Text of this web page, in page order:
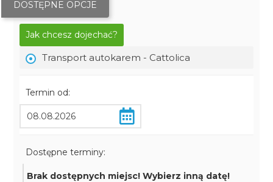
DOSTĘPNE OPCJE
Jak chcesz dojechać?
Transport autokarem - Cattolica
Termin od:
Dostępne terminy:
Brak dostępnych miejsc! Wybierz inną datę!